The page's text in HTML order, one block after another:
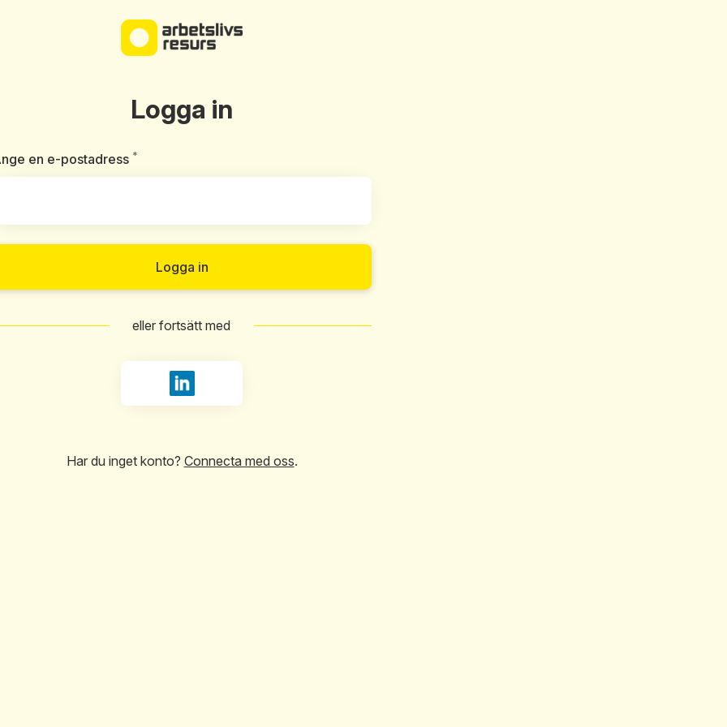
Logga in
en e-postadress *
Logga in
eller fortsätt med
Logga in med LinkedIn
Har du inget konto? Connecta med oss.